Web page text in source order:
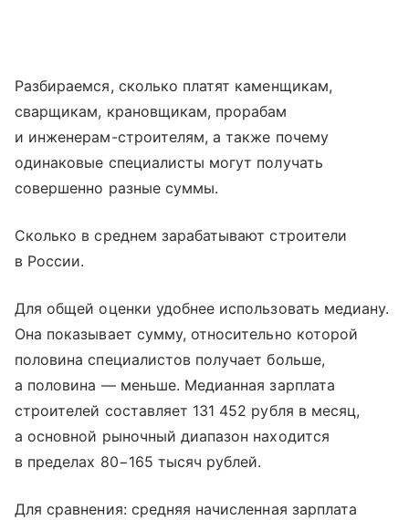
Разбираемся, сколько платят каменщикам,
сварщикам, крановщикам, прорабам
и инженерам-строителям, а также почему
одинаковые специалисты могут получать
совершенно разные суммы.
Сколько в среднем зарабатывают строители
в России.
Для общей оценки удобнее использовать медиану.
Она показывает сумму, относительно которой
половина специалистов получает больше,
а половина — меньше. Медианная зарплата
строителей составляет 131 452 рубля в месяц,
а основной рыночный диапазон находится
в пределах 80−165 тысяч рублей.
Для сравнения: средняя начисленная зарплата